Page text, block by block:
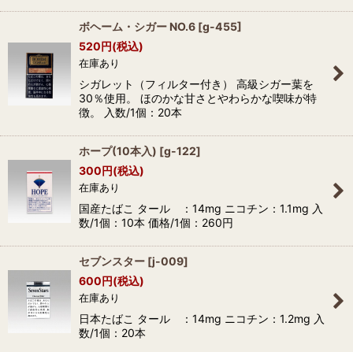
ボヘーム・シガー NO.6 [g-455]
520円(税込)
在庫あり
シガレット（フィルター付き） 高級シガー葉を
30％使用。 ほのかな甘さとやわらかな喫味が特
徴。 入数/1個：20本
ホープ(10本入) [g-122]
300円(税込)
在庫あり
国産たばこ タール ：14mg ニコチン：1.1mg 入
数/1個：10本 価格/1個：260円
セブンスター [j-009]
600円(税込)
在庫あり
日本たばこ タール ：14mg ニコチン：1.2mg 入
数/1個：20本